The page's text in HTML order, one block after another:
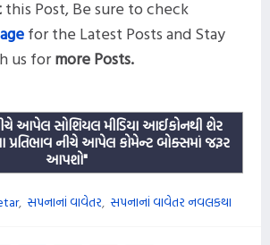
this Post,Be sure to check
for the Latest Posts andStay
us formorePosts.
આપેલ સોશિયલ મીડિયા આઈકોનથી શેર
નીચે આપેલ કોમેન્ટ બોક્સમાં જરૂર
આપશો"
સપનાનાં વાવેતર સપનાનાં વાવેતર નવલકથા